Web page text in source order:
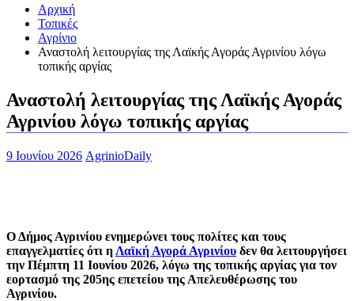
Αρχική
Τοπικές
Αγρίνιο
Αναστολή λειτουργίας της Λαϊκής Αγοράς Αγρινίου λόγω
τοπικής αργίας
Αναστολή λειτουργίας της Λαϊκής Αγοράς
Αγρινίου λόγω τοπικής αργίας
9 Ιουνίου 2026 AgrinioDaily
Ο Δήμος Αγρινίου ενημερώνει τους πολίτες και τους
επαγγελματίες ότι η Λαϊκή Αγορά Αγρινίου δεν θα λειτουργήσει
την Πέμπτη 11 Ιουνίου 2026, λόγω της τοπικής αργίας για τον
εορτασμό της 205ης επετείου της Απελευθέρωσης του
Αγρινίου.